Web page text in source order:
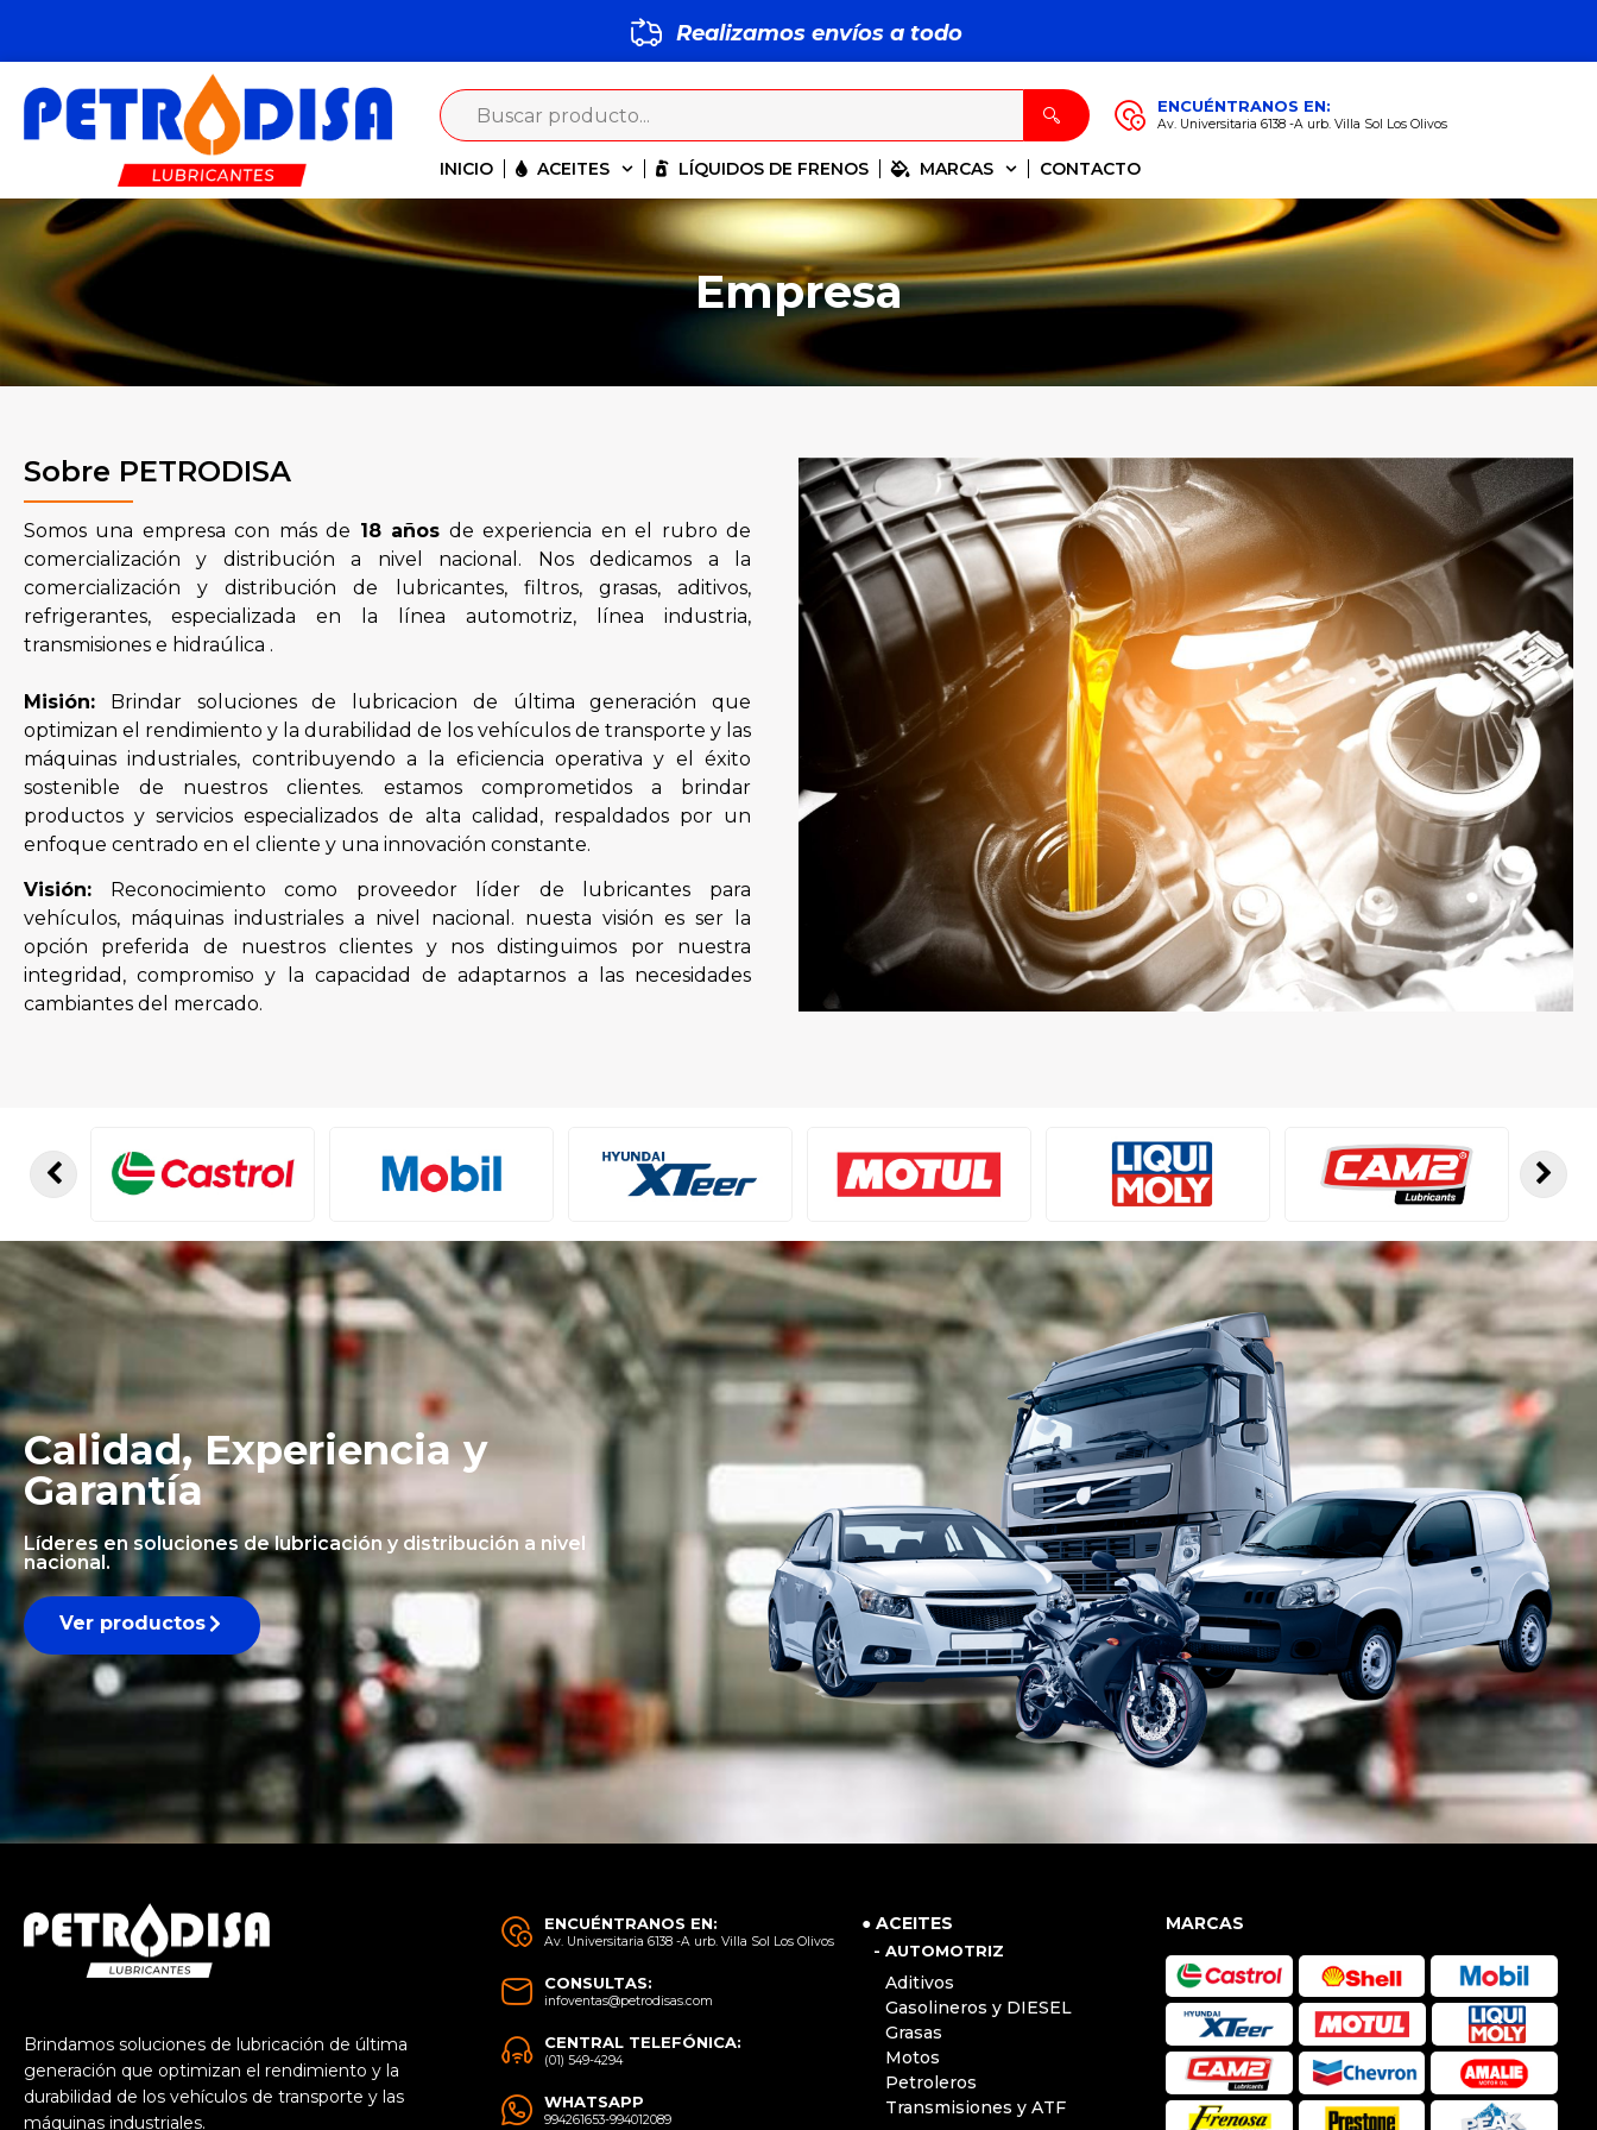
Realizamos envíos a todo SM
ENCUÉNTRANOS EN:
Av. Universitaria 6138 -A urb. Villa Sol Los Olivos
INICIO ACEITES LÍQUIDOS DE FRENOS MARCAS CONTACTO
Empresa
Sobre PETRODISA
Somos una empresa con más de 18 años de experiencia en el rubro de
comercialización y distribución a nivel nacional. Nos dedicamos a la
comercialización y distribución de lubricantes, filtros, grasas, aditivos,
refrigerantes, especializada en la línea automotriz, línea industria,
transmisiones e hidraúlica .
Misión: Brindar soluciones de lubricacion de última generación que
optimizan el rendimiento y la durabilidad de los vehículos de transporte y las
máquinas industriales, contribuyendo a la eficiencia operativa y el éxito
sostenible de nuestros clientes. estamos comprometidos a brindar
productos y servicios especializados de alta calidad, respaldados por un
enfoque centrado en el cliente y una innovación constante.
Visión: Reconocimiento como proveedor líder de lubricantes para
vehículos, máquinas industriales a nivel nacional. nuesta visión es ser la
opción preferida de nuestros clientes y nos distinguimos por nuestra
integridad, compromiso y la capacidad de adaptarnos a las necesidades
cambiantes del mercado.
Calidad, Experiencia y
Garantía
Líderes en soluciones de lubricación y distribución a nivel
nacional.
Ver productos
Brindamos soluciones de lubricación de última
generación que optimizan el rendimiento y la
durabilidad de los vehículos de transporte y las
máquinas industriales.
ENCUÉNTRANOS EN:
Av. Universitaria 6138 -A urb. Villa Sol Los Olivos
CONSULTAS:
infoventas@petrodisas.com
CENTRAL TELEFÓNICA:
(01) 549-4294
WHATSAPP
994261653-994012089
● ACEITES
- AUTOMOTRIZ
Aditivos
Gasolineros y DIESEL
Grasas
Motos
Petroleros
Transmisiones y ATF
MARCAS